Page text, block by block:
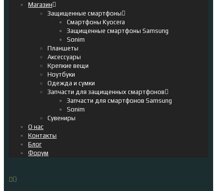
Магазин
Защищенные смартфоны
Смартфоны Kyocera
Защищенные смартфоны Samsung
Sonim
Планшеты
Аксессуары
Крепкие вещи
Ноутбуки
Одежда и сумки
Запчасти для защищенных смартфонов
Запчасти для смартфонов Samsung
Sonim
Сувениры
О нас
Контакты
Блог
Форум
0